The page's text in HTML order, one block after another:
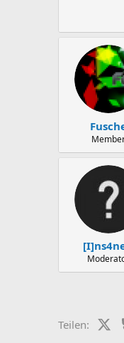
Teilen: